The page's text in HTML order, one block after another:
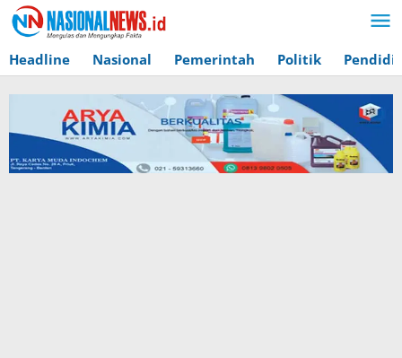
Lewati
ke
konten
Headline Nasional Pemerintah Politik